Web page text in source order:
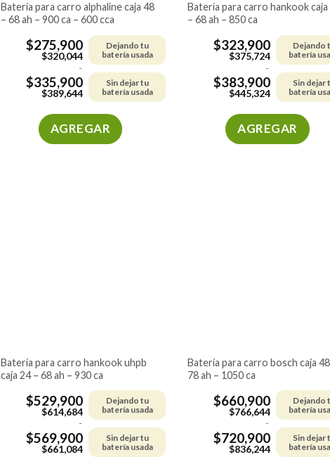
batería para carro alphaline caja 48
– 68 ah – 900 ca – 600 cca
$275,900
$320,044
Dejando tu
batería usada
-
$335,900
$389,644
Sin dejar tu
batería usada
AGREGAR
de
producto
batería para carro hankook caja 48
– 68 ah – 850 ca
$323,900
$375,724
Dejando
batería
-
$383,900
$445,324
Sin dejar
batería
AGREGAR
de
batería para carro hankook uhpb
caja 24 – 68 ah – 930 ca
$529,900
$614,684
Dejando tu
batería usada
-
$569,900
$661,084
Sin dejar tu
batería usada
batería para carro bosch caja 48 –
78 ah – 1050 ca
$660,900
$766,644
Dejando
batería
-
$720,900
$836,244
Sin dejar
batería